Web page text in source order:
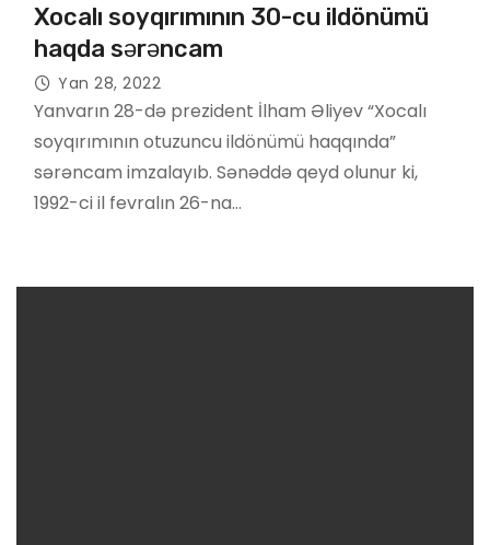
Xocalı soyqırımının 30-cu ildönümü
haqda sərəncam
Yan 28, 2022
Yanvarın 28-də prezident İlham Əliyev “Xocalı
soyqırımının otuzuncu ildönümü haqqında”
sərəncam imzalayıb. Sənəddə qeyd olunur ki,
1992-ci il fevralın 26-na…